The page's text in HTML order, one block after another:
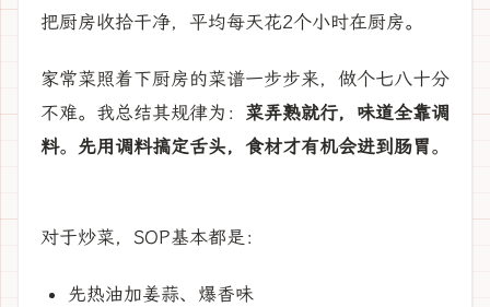
把厨房收拾干净，平均每天花2个小时在厨房。
家常菜照着下厨房的菜谱一步步来，做个七八十分
不难。我总结其规律为： 菜弄熟就行，味道全靠调
料。 先用调料搞定舌头，食材才有机会进到肠胃。
对于炒菜，SOP基本都是：
先热油加姜蒜、爆香味